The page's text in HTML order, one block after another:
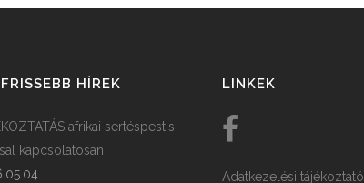
HÍREK
afrikai sertéspestis
kapcsolatosan
LINKEK
Adatkezelési tájékoztató